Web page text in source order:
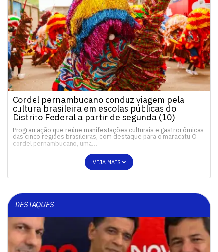
Cordel pernambucano conduz viagem pela
cultura brasileira em escolas públicas do
Distrito Federal a partir de segunda (10)
Programação que reúne manifestações culturais e gastronômicas
das cinco regiões brasileiras, com destaque para o maracatu O
cordel pernambucano, uma…
VEJA MAIS
DESTAQUES